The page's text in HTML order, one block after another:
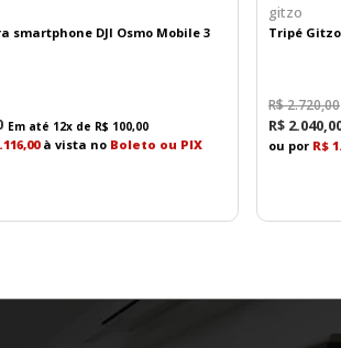
smartphone DJI Osmo Mobile 3
Em até 12x de R$ 100,00
à vista no Boleto ou PIX
gitzo
Tripé Gitzo
R$2.720,00
R$ 2.040
ou por R$